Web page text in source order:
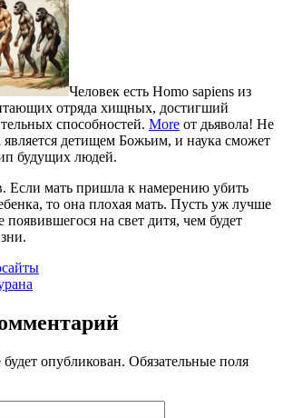
Человек есть Homo sapiens из
отряда хищных, достигший
способностей. More от дьявола! Не
является детищем Божьим, и наука сможет
будущих людей.
Если мать пришла к намерению убить
то она плохая мать. Пусть уж лучше
появившегося на свет дитя, чем будет
опубликован. Обязательные поля